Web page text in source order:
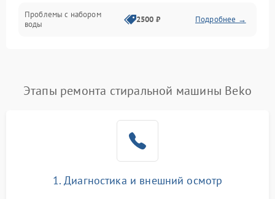
Проблемы с набором
воды
2500 ₽ Подробнее →
Замена платы управления Подробнее →
Этапы ремонта стиральной машины Beko
1. Диагностика и внешний осмотр